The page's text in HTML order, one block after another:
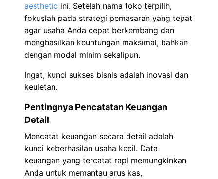
aesthetic ini. Setelah nama toko terpilih,
fokuslah pada strategi pemasaran yang tepat
agar usaha Anda cepat berkembang dan
menghasilkan keuntungan maksimal, bahkan
dengan modal minim sekalipun.
Ingat, kunci sukses bisnis adalah inovasi dan
keuletan.
Pentingnya Pencatatan Keuangan
Detail
Mencatat keuangan secara detail adalah
kunci keberhasilan usaha kecil. Data
keuangan yang tercatat rapi memungkinkan
Anda untuk memantau arus kas,